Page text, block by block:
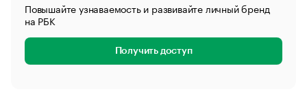
Повышайте узнаваемость и развивайте личный бренд
на РБК
Получить доступ